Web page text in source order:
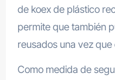
de koex de plástico
permite que también
reusados una vez
Como medida de